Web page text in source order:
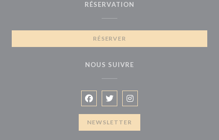
RÉSERVATION
RÉSERVER
NOUS SUIVRE
Facebook ((ouvre une nouvelle
Twitter ((ouvre une nouvelle
Instagram ((ouvre une
NEWSLETTER